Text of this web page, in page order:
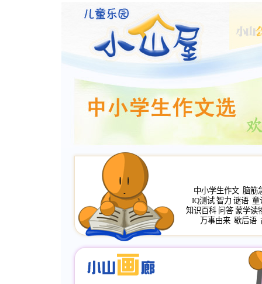
中小学生作文 脑筋
IQ测试 智力 谜语 童
知识百科 问答 蒙学读
万事由来 歇后语